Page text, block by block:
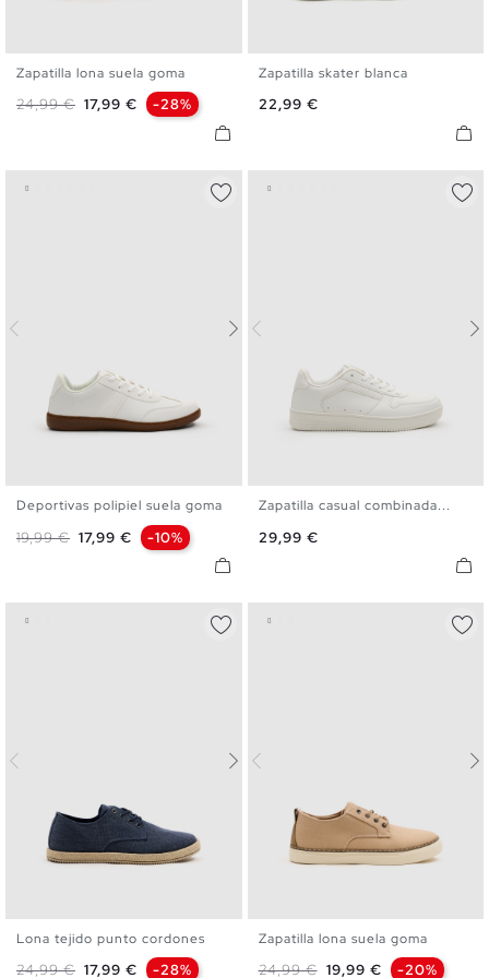
40
Zapatilla lona suela goma
Precio base
24,99 € Precio
17,99 € -28%
40
Zapatilla skater blanca
Precio
22,99 €
40 42
Deportivas polipiel suela goma
Precio base
19,99 € Precio
17,99 € -10%
39 40 41 42 43
Zapatilla casual combinada...
Precio
29,99 €
40 41 42 43 44
Lona tejido punto cordones
Precio base
24,99 € Precio
17,99 € -28%
40 41 42 43 44
Zapatilla lona suela goma
Precio base
24,99 € Precio
19,99 € -20%